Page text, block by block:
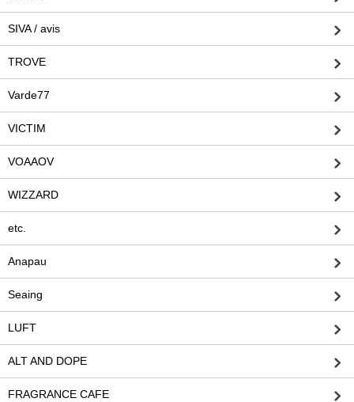
SIVA / avis
TROVE
Varde77
VICTIM
VOAAOV
WIZZARD
etc.
Anapau
Seaing
LUFT
ALT AND DOPE
FRAGRANCE CAFE